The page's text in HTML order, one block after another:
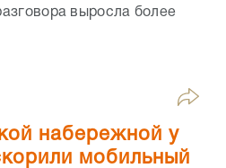
выросла более
набережной у
мобильный